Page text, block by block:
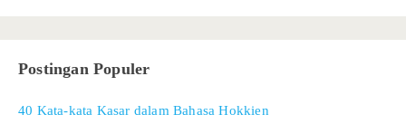
Postingan Populer
40 Kata-kata Kasar dalam Bahasa Hokkien